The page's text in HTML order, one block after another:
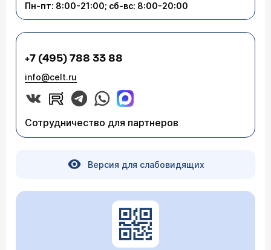
Пн-пт: 8:00-21:00; сб-вс: 8:00-20:00
+7 (495) 788 33 88
info@celt.ru
Сотрудничество для партнеров
Версия для слабовидящих